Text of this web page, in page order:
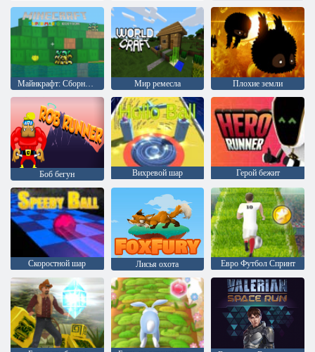
Майнкрафт: Сборник Супер Марио Мир ремесла Плохие земли
Боб бегун Вихревой шар Герой бежит
Скоростной шар Лисья охота Евро Футбол Спринт